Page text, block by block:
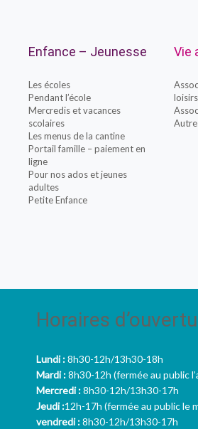
Enfance – Jeunesse
Les écoles
Pendant l’école
Mercredis et vacances
scolaires
Les menus de la cantine
Portail famille – paiement en
ligne
Pour nos ados et jeunes
adultes
Petite Enfance
Vie
loisirs
Horaires
Lundi :8h30-12h/13h30-18h
Mardi :8h30-12h (fermée au public
Mercredi :8h30-12h/13h30-17h
Jeudi :12h-17h (fermée au public le
vendredi :8h30-12h/13h30-17h